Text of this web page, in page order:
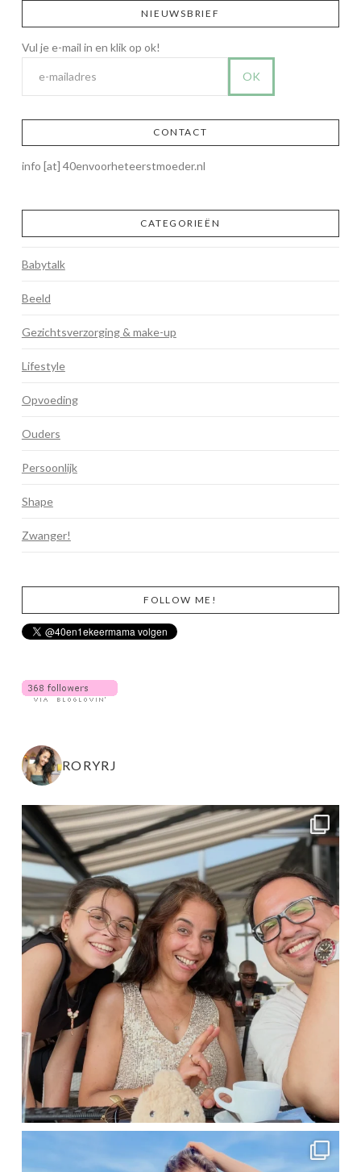
NIEUWSBRIEF
CONTACT
info [at] 40envoorheteerstmoeder.nl
CATEGORIEËN
Babytalk
Beeld
Gezichtsverzorging & make-up
Lifestyle
Opvoeding
Ouders
Persoonlijk
Shape
Zwanger!
FOLLOW ME!
RORYRJ